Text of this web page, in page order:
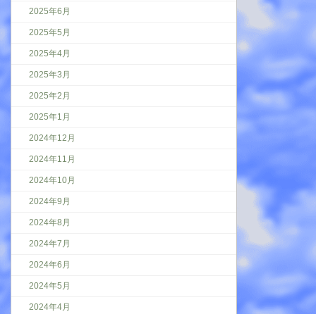
2025年6月
2025年5月
2025年4月
2025年3月
2025年2月
2025年1月
2024年12月
2024年11月
2024年10月
2024年9月
2024年8月
2024年7月
2024年6月
2024年5月
2024年4月